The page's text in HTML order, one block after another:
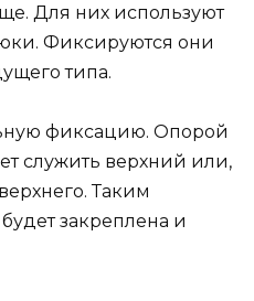
Для них используют
Фиксируются они
типа.
фиксацию. Опорой
служить верхний или,
Таким
закреплена и